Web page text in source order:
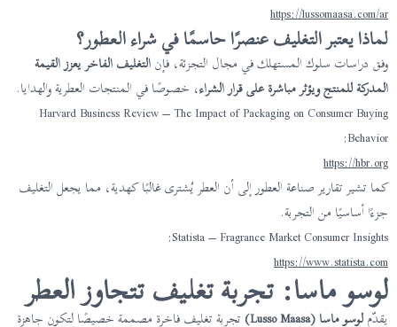
https://lussomaasa.com/ar
لماذا يعتبر التغليف عنصرًا حاسمًا في شراء العطور؟
وفق دراسات سلوك المستهلك في مجال التجزئة، فإنالتغليف الفاخر يعزز القيمة
المدركة للمنتج ويؤثر مباشرة على قرار الشراء، خصوصًا في المنتجات العطرية والهدايا.
Harvard Business Review – The Impact of Packaging on Consumer Buying
Behavior:
https://hbr.org
كما تشير تقارير صناعة العطور إلى أن العطر يُشترى غالبًا كهدية، مما يجعل التغليف
جزءًا أساسيًا من التجربة.
Statista – Fragrance Market Consumer Insights:
https://www.statista.com
لوسو ماسا: تجربة تغليف تتجاوز العطر
يقدّملوسو ماسا (Lusso Maasa)
تجربة تغليف فاخرة مصممة خصيصًا لتكون جاهزة